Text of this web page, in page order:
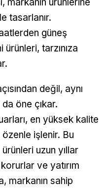
tasarlanır.
güneş
tarzınıza
değil, aynı
öne çıkar.
en yüksek kalite
işlenir. Bu
uzun yıllar
korurlar ve yatırım
markanın sahip